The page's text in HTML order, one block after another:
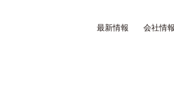
最新情報 会社情報